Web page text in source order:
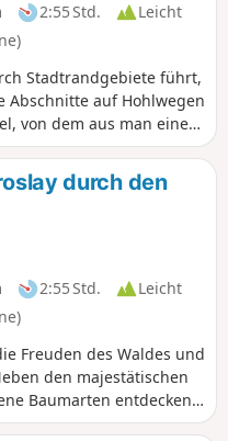
2:55 Std.
Leicht
Stadtrandgebiete führt,
Abschnitte auf Hohlwegen
von dem aus man einen
von Fougères und
durch den
2:55 Std.
Leicht
Freuden des Waldes und
den majestätischen
Baumarten entdecken,
erklärt werden.